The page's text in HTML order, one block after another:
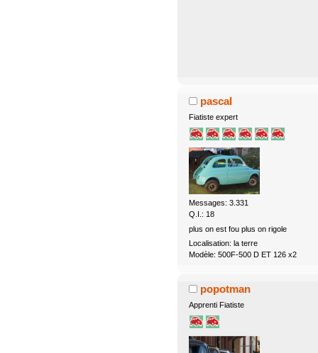
pascal
Fiatiste expert
Messages: 3.331
Q.I.: 18
plus on est fou plus on rigole
Localisation: la terre
Modèle: 500F-500 D ET 126 x2
popotman
Apprenti Fiatiste